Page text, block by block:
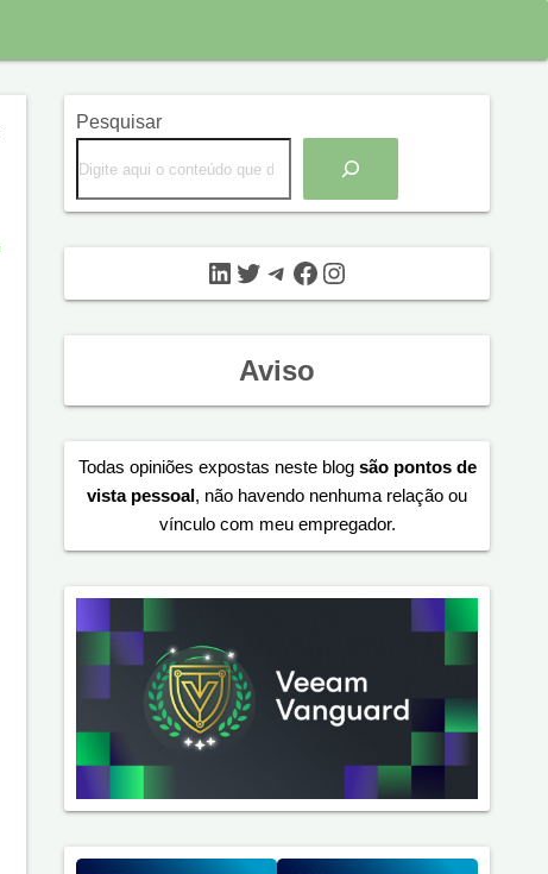
Pesquisar
LinkedIn Twitter Telegram Facebook Instagram
Aviso
Todas opiniões expostas neste blog são pontos de
vista pessoal, não havendo nenhuma relação ou
vínculo com meu empregador.